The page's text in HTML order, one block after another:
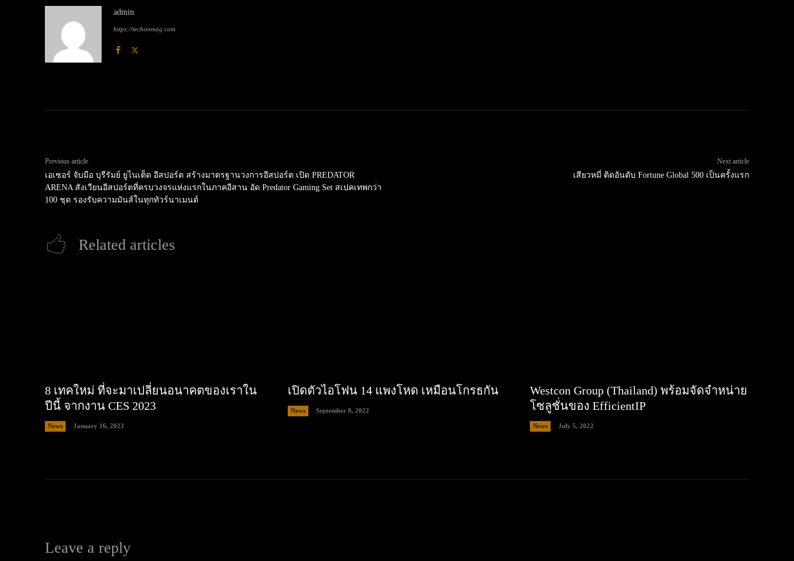
admin
https://techonmag.com
Previous article
เอเซอร์ จับมือ บุรีรัมย์ ยูไนเต็ด อีสปอร์ต สร้างมาตรฐานวงการอีสปอร์ต เปิด PREDATOR
ARENA สังเวียนอีสปอร์ตที่ครบวงจรแห่งแรกในภาคอีสาน อัด Predator Gaming Set สเปคเทพกว่า
100 ชุด รองรับความมันส์ในทุกทัวร์นาเมนต์
Next article
เสียวหมี่ ติดอันดับ Fortune Global 500 เป็นครั้งแรก
Related articles
8 เทคใหม่ ที่จะมาเปลี่ยนอนาคตของเราใน
ปีนี้ จากงาน CES 2023
News January 16, 2023
เปิดตัวไอโฟน 14 แพงโหด เหมือนโกรธกัน
News September 8, 2022
Westcon Group (Thailand) พร้อมจัดจำหน่าย
โซลูชั่นของ EfficientIP
News July 5, 2022
Leave a reply